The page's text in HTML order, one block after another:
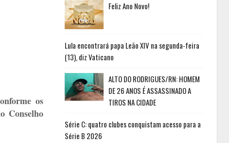
os
Conselho
Feliz Ano Novo!
Lula encontrará papa Leão XIV na segunda-feira
(13), diz Vaticano
ALTO DO RODRIGUES/RN: HOMEM
DE 26 ANOS É ASSASSINADO A
TIROS NA CIDADE
Série C: quatro clubes conquistam acesso para a
Série B 2026